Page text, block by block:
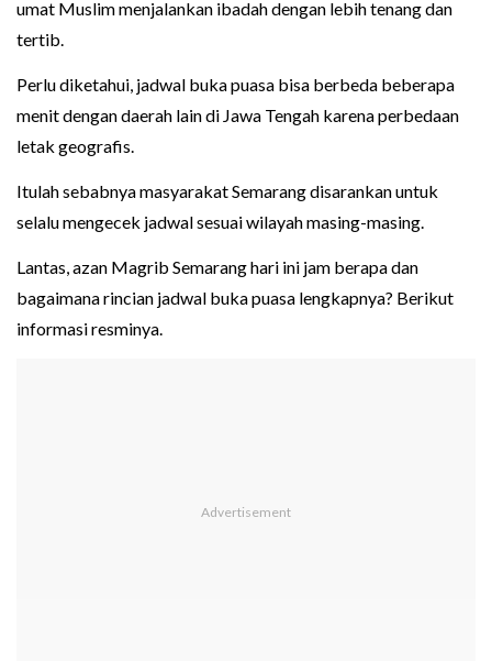
umat Muslim menjalankan ibadah dengan lebih tenang dan
tertib.
Perlu diketahui, jadwal buka puasa bisa berbeda beberapa
menit dengan daerah lain di Jawa Tengah karena perbedaan
letak geografis.
Itulah sebabnya masyarakat Semarang disarankan untuk
selalu mengecek jadwal sesuai wilayah masing-masing.
Lantas, azan Magrib Semarang hari ini jam berapa dan
bagaimana rincian jadwal buka puasa lengkapnya? Berikut
informasi resminya.